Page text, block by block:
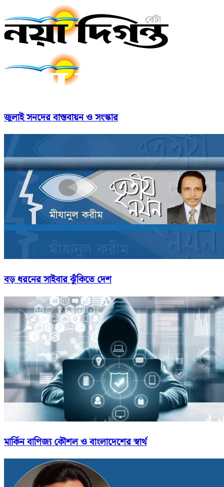
জুলাই সনদের বাস্তবায়ন ও সংস্কার
বড় ধরনের সাইবার ঝুঁকিতে দেশ
মার্কিন বাণিজ্য কৌশল ও বাংলাদেশের স্বার্থ